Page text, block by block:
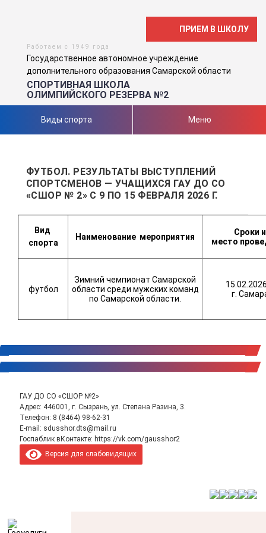
ПРИЕМ В ШКОЛУ
Работаем с 1949 года
Государственное автономное учреждение
дополнительного образования Самарской области
СПОРТИВНАЯ ШКОЛА
ОЛИМПИЙСКОГО РЕЗЕРВА №2
Виды спорта Меню
ФУТБОЛ. РЕЗУЛЬТАТЫ ВЫСТУПЛЕНИЙ
СПОРТСМЕНОВ — УЧАЩИХСЯ ГАУ ДО СО
«СШОР № 2» С 9 ПО 15 ФЕВРАЛЯ 2026 Г.
Вид
спорта
Наименование мероприятия
Сроки и
место
футбол
Зимний чемпионат Самарской
области среди мужских команд
по Самарской области.
г.
ГАУ ДО СО «СШОР №2»
Адрес: 446001, г. Сызрань, ул. Степана Разина, 3.
Телефон: 8 (8464) 98-62-31
E-mail: sdusshor.dts@mail.ru
Госпаблик вКонтакте: https://vk.com/gausshor2
Версия для слабовидящих